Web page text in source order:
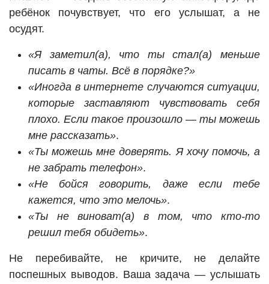
ребёнок почувствует, что его услышат, а не
осудят.
«Я заметил(а), что ты стал(а) меньше
писать в чаты. Всё в порядке?»
«Иногда в интернете случаются ситуации,
которые заставляют чувствовать себя
плохо. Если такое произошло — ты можешь
мне рассказать».
«Ты можешь мне доверять. Я хочу помочь, а
не забрать телефон».
«Не бойся говорить, даже если тебе
кажется, что это мелочь».
«Ты не виноват(а) в том, что кто-то
решил тебя обидеть».
Не перебивайте, не кричите, не делайте
поспешных выводов. Ваша задача — услышать